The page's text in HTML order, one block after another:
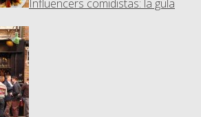
Influencers comidistas: la gula